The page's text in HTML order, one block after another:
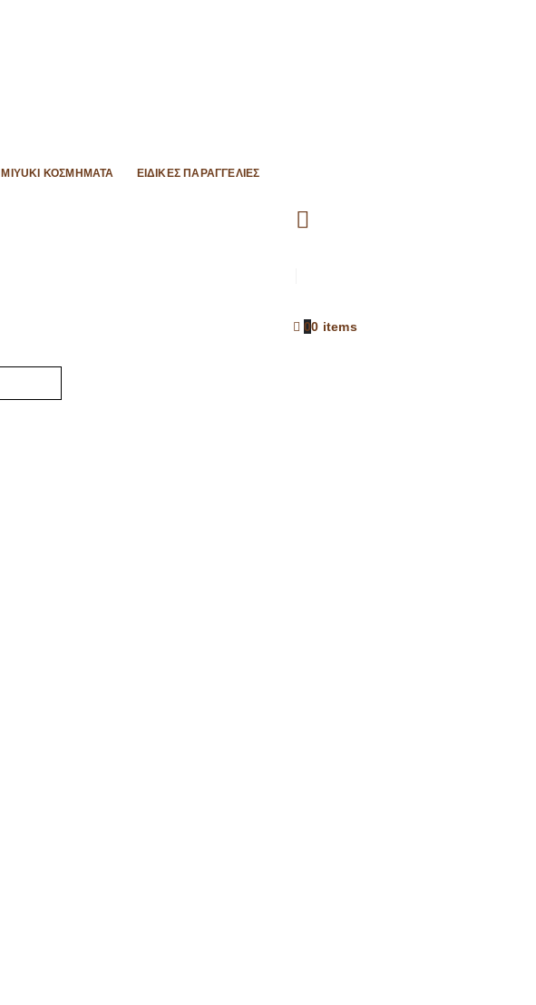
MIYUKI ΚΟΣΜΉΜΑΤΑ ΕΙΔΙΚΈΣ ΠΑΡΑΓΓΕΛΊΕΣ
00 items